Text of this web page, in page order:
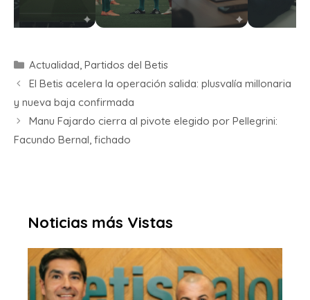
Actualidad, Partidos del Betis
El Betis acelera la operación salida: plusvalía millonaria
y nueva baja confirmada
Manu Fajardo cierra al pivote elegido por Pellegrini:
Facundo Bernal, fichado
Noticias más Vistas